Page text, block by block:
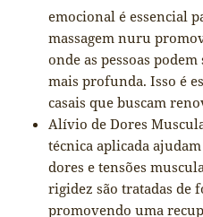
emocional é essencial
massagem nuru
onde as pessoas
mais profunda. Isso é
casais que buscam
Alívio de Dores
técnica aplicada
dores e tensões
rigidez são tratadas de
promovendo uma